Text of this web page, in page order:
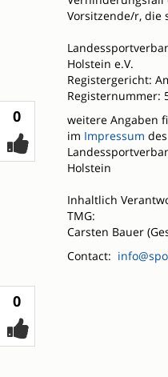
0Votes
0Votes
Vorsitzende/r, die
Holstein e.V.
Registergericht:
Registernummer:
weitere Angaben
im Impressum des
Holstein
Inhaltlich
TMG:
Carsten Bauer
Contact: